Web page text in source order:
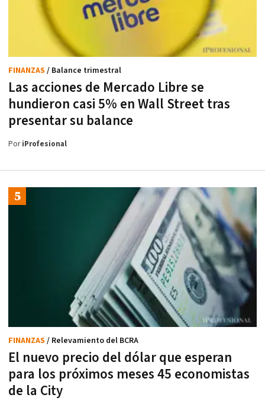
Las acciones de Mercado Libre se
hundieron casi 5% en Wall Street tras
presentar su balance
FINANZAS / Balance trimestral
PoriProfesional
El nuevo precio del dólar que esperan
para los próximos meses 45 economistas
de la City
FINANZAS / Relevamiento del BCRA